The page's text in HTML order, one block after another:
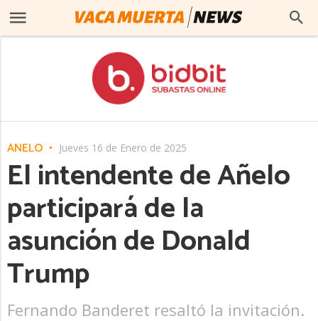
AÑELO Jueves 16 de Enero de 2025
El intendente de Añelo
participará de la
asunción de Donald
Trump
Fernando Banderet resaltó la invitación.